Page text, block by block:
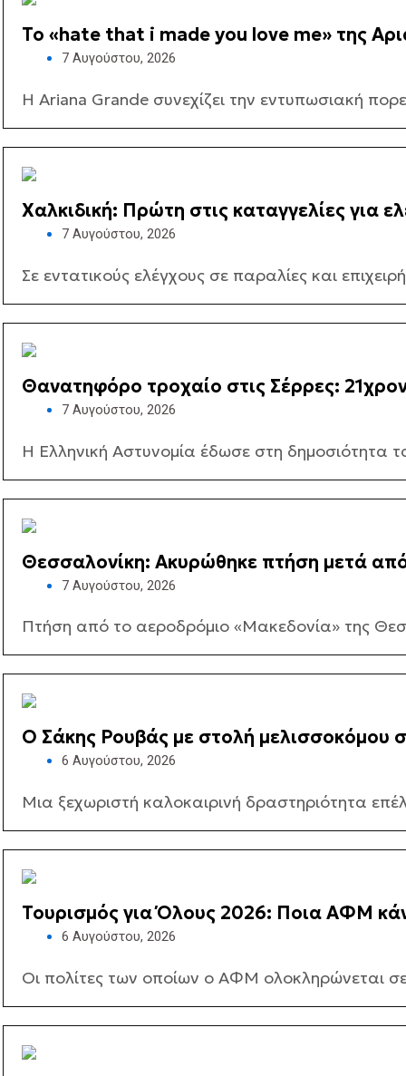
Το «hate that i made you love me» της
7 Αυγούστου, 2026
Η Ariana Grande συνεχίζει την εντυπωσιακή
Χαλκιδική: Πρώτη στις καταγγελίες για
7 Αυγούστου, 2026
Σε εντατικούς ελέγχους σε παραλίες και
Θανατηφόρο τροχαίο στις Σέρρες:
7 Αυγούστου, 2026
Η Ελληνική Αστυνομία έδωσε στη δημοσιότητα
Θεσσαλονίκη: Ακυρώθηκε πτήση μετά
7 Αυγούστου, 2026
Πτήση από το αεροδρόμιο «Μακεδονία» της
Ο Σάκης Ρουβάς με στολή
6 Αυγούστου, 2026
Μια ξεχωριστή καλοκαιρινή δραστηριότητα
Τουρισμός για Όλους 2026: Ποια ΑΦΜ
6 Αυγούστου, 2026
Οι πολίτες των οποίων ο ΑΦΜ ολοκληρώνεται